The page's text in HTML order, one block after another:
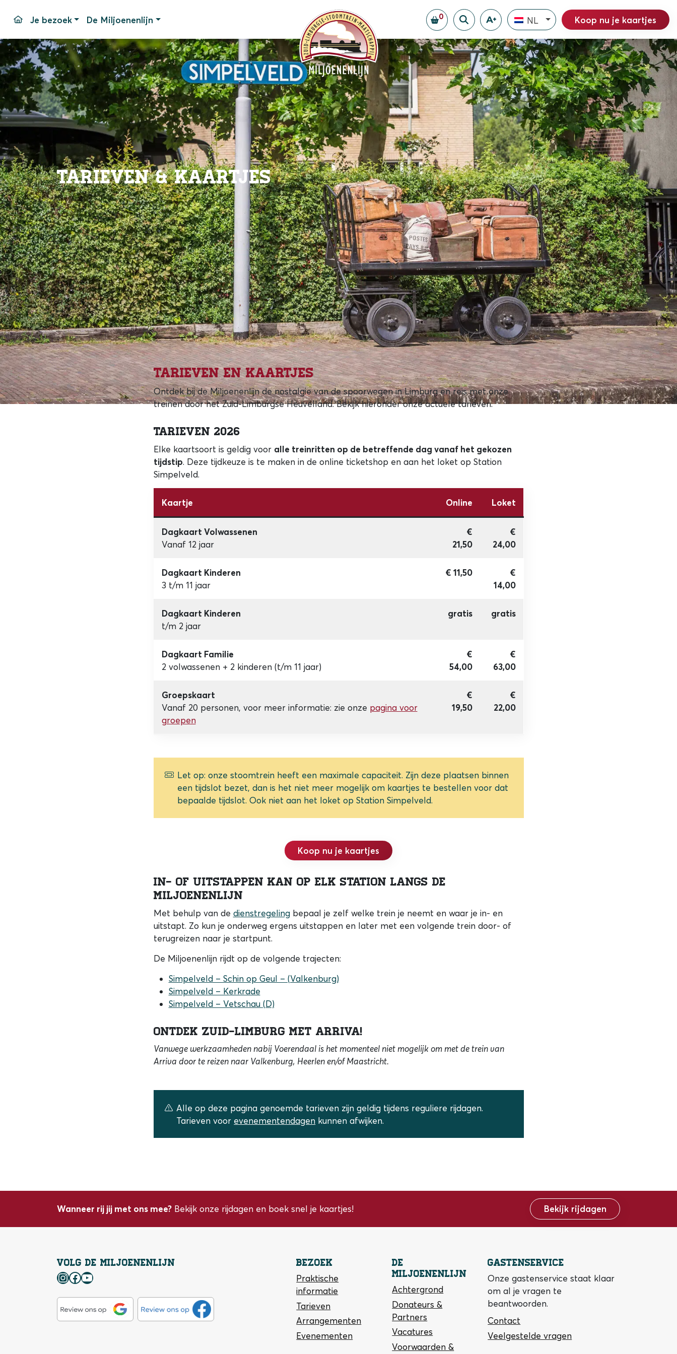
Je bezoek
Rijdagen en -tijden
Tarieven
Arrangementen
Groepen
Evenementen
Stations & Halteplaatsen
Parkeren
Toegankelijkheid
Station Simpelveld
Veelgestelde vragen
Contact
De Miljoenenlijn
Station Simpelveld
Locomotieven & Treinstellen
Rijtuigen & Goederenwagens
Bestuur, Directie en Vrijwilligers
Donateurs en partners
Vacatures
0 NL Koop nu je kaartjes
Tarieven & Kaartjes
Tarieven en kaartjes
Ontdek bij de Miljoenenlijn de nostalgie van de spoorwegen in Limburg en reis met onze
treinen door het Zuid-Limburgse Heuvelland. Bekijk hieronder onze actuele tarieven.
Tarieven 2026
Elke kaartsoort is geldig voor alle treinritten op de betreffende dag vanaf het gekozen
tijdstip. Deze tijdkeuze is te maken in de online ticketshop en aan het loket op Station
Simpelveld.
Kaartje Online Loket
Dagkaart Volwassenen
Vanaf 12 jaar
€
21,50
€
24,00
Dagkaart Kinderen
3 t/m 11 jaar
€ 11,50
€
14,00
Dagkaart Kinderen
t/m 2 jaar
gratis gratis
Dagkaart Familie
2 volwassenen + 2 kinderen (t/m 11 jaar)
€
54,00
€
63,00
Groepskaart
Vanaf 20 personen, voor meer informatie: zie onze pagina voor
groepen
€
19,50
€
22,00
Let op: onze stoomtrein heeft een maximale capaciteit. Zijn deze plaatsen binnen
een tijdslot bezet, dan is het niet meer mogelijk om kaartjes te bestellen voor dat
bepaalde tijdslot. Ook niet aan het loket op Station Simpelveld.
Koop nu je kaartjes
In- of uitstappen kan op elk station langs de
Miljoenenlijn
Met behulp van de dienstregelingbepaal je zelf welke trein je neemt en waar je in- en
uitstapt. Zo kun je onderweg ergens uitstappen en later met een volgende trein door- of
terugreizen naar je startpunt.
De Miljoenenlijn rijdt op de volgende trajecten:
Simpelveld – Schin op Geul – (Valkenburg)
Simpelveld – Kerkrade
Simpelveld – Vetschau (D)
Ontdek Zuid-Limburg met Arriva!
Vanwege werkzaamheden nabij Voerendaal is het momenteel niet mogelijk om met de trein van
Arriva door te reizen naar Valkenburg, Heerlen en/of Maastricht.
Alle op deze pagina genoemde tarieven zijn geldig tijdens reguliere rijdagen.
Tarieven voor evenementendagen kunnen afwijken.
Wanneer rij jij met ons mee? Bekijk onze rijdagen en boek snel je kaartjes! Bekijk rijdagen
Volg de Miljoenenlijn
Instagram
Facebook
YouTube
Bezoek
Praktische
informatie
Tarieven
Arrangementen
Evenementen
De
Miljoenenlijn
Achtergrond
Donateurs &
Partners
Vacatures
Voorwaarden &
Gastenservice
Onze gastenservice staat klaar
om al je vragen te
beantwoorden.
Contact
Veelgestelde vragen